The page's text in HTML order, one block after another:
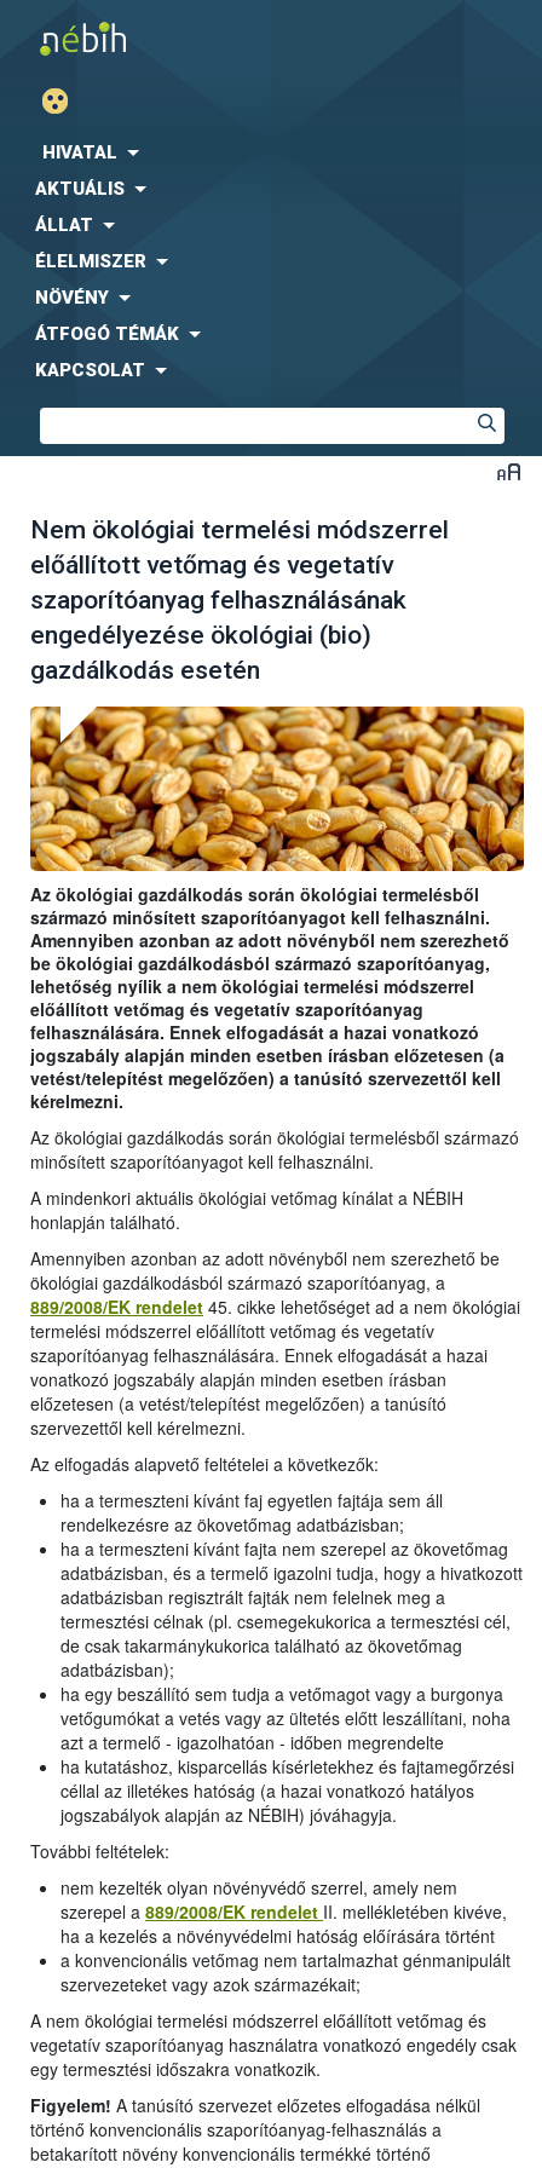
HIVATAL
AKTUÁLIS
ÁLLAT
ÉLELMISZER
NÖVÉNY
ÁTFOGÓ TÉMÁK
KAPCSOLAT
Nem ökológiai termelési módszerrel
előállított vetőmag és vegetatív
szaporítóanyag felhasználásának
engedélyezése ökológiai (bio)
gazdálkodás esetén
Az ökológiai gazdálkodás során ökológiai termelésből
származó minősített szaporítóanyagot kell felhasználni.
Amennyiben azonban az adott növényből nem szerezhető
be ökológiai gazdálkodásból származó szaporítóanyag,
lehetőség nyílik a nem ökológiai termelési módszerrel
előállított vetőmag és vegetatív szaporítóanyag
felhasználására. Ennek elfogadását a hazai vonatkozó
jogszabály alapján minden esetben írásban előzetesen (a
vetést/telepítést megelőzően) a tanúsító szervezettől kell
kérelmezni.
Az ökológiai gazdálkodás során ökológiai termelésből származó
minősített szaporítóanyagot kell felhasználni.
A mindenkori aktuális ökológiai vetőmag kínálat a NÉBIH
honlapján található.
Amennyiben azonban az adott növényből nem szerezhető be
ökológiai gazdálkodásból származó szaporítóanyag, a
889/2008/EK rendelet 45. cikke lehetőséget ad a nem ökológiai
termelési módszerrel előállított vetőmag és vegetatív
szaporítóanyag felhasználására. Ennek elfogadását a hazai
vonatkozó jogszabály alapján minden esetben írásban
előzetesen (a vetést/telepítést megelőzően) a tanúsító
szervezettől kell kérelmezni.
Az elfogadás alapvető feltételei a következők:
ha a termeszteni kívánt faj egyetlen fajtája sem áll
rendelkezésre az ökovetőmag adatbázisban;
ha a termeszteni kívánt fajta nem szerepel az ökovetőmag
adatbázisban, és a termelő igazolni tudja, hogy a hivatkozott
adatbázisban regisztrált fajták nem felelnek meg a
termesztési célnak (pl. csemegekukorica a termesztési cél,
de csak takarmánykukorica található az ökovetőmag
adatbázisban);
ha egy beszállító sem tudja a vetőmagot vagy a burgonya
vetőgumókat a vetés vagy az ültetés előtt leszállítani, noha
azt a termelő - igazolhatóan - időben megrendelte
ha kutatáshoz, kisparcellás kísérletekhez és fajtamegőrzési
céllal az illetékes hatóság (a hazai vonatkozó hatályos
jogszabályok alapján az NÉBIH) jóváhagyja.
További feltételek:
nem kezelték olyan növényvédő szerrel, amely nem
szerepel a 889/2008/EK rendelet II. mellékletében kivéve,
ha a kezelés a növényvédelmi hatóság előírására történt
a konvencionális vetőmag nem tartalmazhat génmanipulált
szervezeteket vagy azok származékait;
A nem ökológiai termelési módszerrel előállított vetőmag és
vegetatív szaporítóanyag használatra vonatkozó engedély csak
egy termesztési időszakra vonatkozik.
Figyelem! A tanúsító szervezet előzetes elfogadása nélkül
történő konvencionális szaporítóanyag-felhasználás a
betakarított növény konvencionális termékké történő